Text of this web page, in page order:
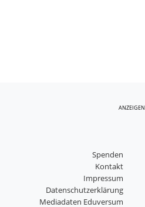
ANZEIGEN
Spenden
Kontakt
Impressum
Datenschutzerklärung
Mediadaten Eduversum